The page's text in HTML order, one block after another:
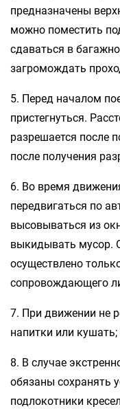
предназначены
можно поместить
сдаваться в
загромождать
5. Перед началом
пристегнуться.
разрешается после
после получения
6. Во время
передвигаться по
высовываться из
выкидывать мусор.
осуществлено
сопровождающего
7. При движении не
напитки или кушать;
8. В случае
обязаны сохранять
подлокотники